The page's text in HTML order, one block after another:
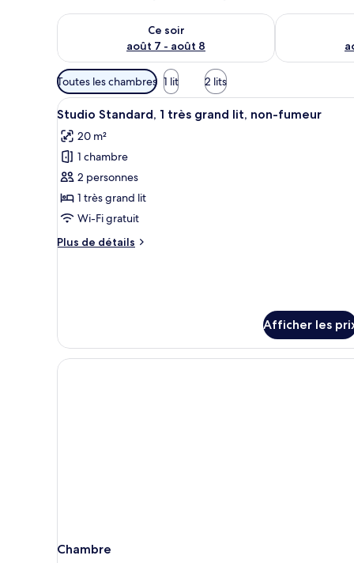
Ce soir
août 7 - août 8
Vérifier la disponibilité pour ce soir août 7 - août 8
Vérifier la
Filtres
disponibles
pour
les
chambres
Toutes les chambres 1 lit 2 lits
Afficher
toutes
les
photos
pour
ce
type
chambre :
grand
lit,
Une chambre d’hôtel avec
5
Studio Standard, 1 très grand lit, non-fumeur
20 m²
1 chambre
2 personnes
1 très grand lit
Wi-Fi gratuit
Plus de détails
Plus
très
grand
lit,
Afficher les
Chambre